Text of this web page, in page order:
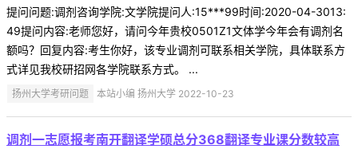
提问问题:调剂咨询学院:文学院提问人:15***99时间:2020-04-3013:
49提问内容:老师您好，请问今年贵校0501Z1文体学今年会有调剂名
额吗？回复内容:考生你好，该专业调剂可联系相关学院，具体联系方
式详见我校研招网各学院联系方式。 ...
扬州大学考研问题 本站小编 扬州大学 2022-10-23
调剂一志愿报考南开翻译学硕总分368翻译专业课分数较高